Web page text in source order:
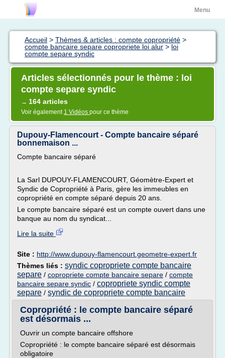
Menu
Accueil > Thèmes & articles : compte copropriété >
compte bancaire separe copropriete loi alur > loi
compte separe syndic
Articles sélectionnés pour le thème : loi
compte separe syndic
→ 164 articles
Voir également 1 Vidéos pour ce thème
Dupouy-Flamencourt - Compte bancaire séparé
bonnemaison ...
Compte bancaire séparé
La Sarl DUPOUY-FLAMENCOURT, Géomètre-Expert et
Syndic de Copropriété à Paris, gère les immeubles en
copropriété en compte séparé depuis 20 ans.
Le compte bancaire séparé est un compte ouvert dans une
banque au nom du syndicat...
Lire la suite
Site : http://www.dupouy-flamencourt.geometre-expert.fr
Thèmes liés : syndic copropriete compte bancaire
separe / copropriete compte bancaire separe / compte
bancaire separe syndic / copropriete syndic compte
separe / syndic de copropriete compte bancaire
Copropriété : le compte bancaire séparé
est désormais ...
Ouvrir un compte bancaire offshore
Copropriété : le compte bancaire séparé est désormais
obligatoire